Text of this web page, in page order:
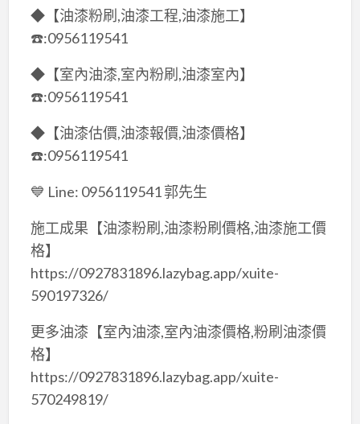
◆【油漆粉刷,油漆工程,油漆施工】
☎️:0956119541
◆【室內油漆,室內粉刷,油漆室內】
☎️:0956119541
◆【油漆估價,油漆報價,油漆價格】
☎️:0956119541
💙 Line: 0956119541 郭先生
施工成果【油漆粉刷,油漆粉刷價格,油漆施工價
格】
https://0927831896.lazybag.app/xuite-
590197326/
更多油漆【室內油漆,室內油漆價格,粉刷油漆價
格】
https://0927831896.lazybag.app/xuite-
570249819/